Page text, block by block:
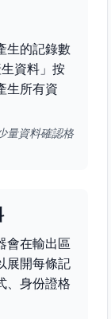
生的記錄數
資料」按
生所有資
量資料確認格
會在輸出區
展開每條記
、身份證格